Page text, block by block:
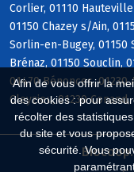
Afin de vous offrir la
des cookies : pour
récolter des
du site et vous
sécurité. Vous
Corlier, 01110
01150 Chazey s/Ain,
Sorlin-en-Bugey, 01150
Brénaz, 01150 Souclin,
01470 Bénonces, 01230
Cleyzieu, 01230